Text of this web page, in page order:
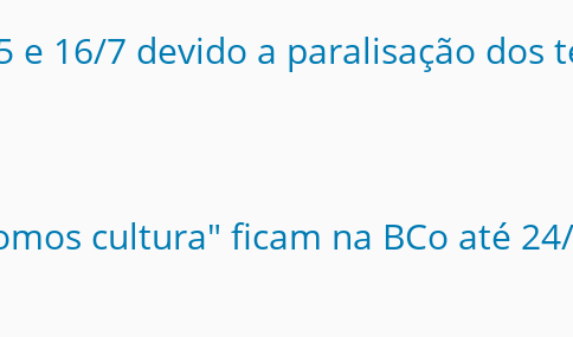
e 16/7 devido a paralisação dos
cultura" ficam na BCo até